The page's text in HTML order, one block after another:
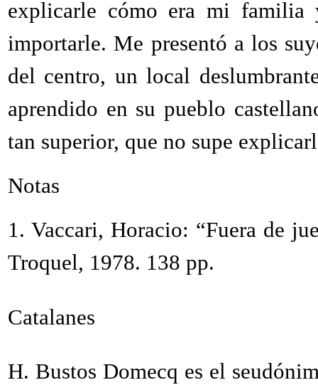
explicarle cómo era mi
importarle. Me presentó a los
del centro, un local
aprendido en su pueblo
tan superior, que no supe
Notas
1. Vaccari, Horacio: “Fuera de
Troquel, 1978. 138 pp.
Catalanes
H. Bustos Domecq es el